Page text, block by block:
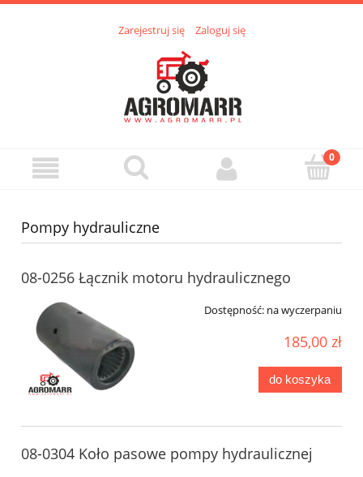
Zarejestruj się Zaloguj się
Pompy hydrauliczne
08-0256 Łącznik motoru hydraulicznego
Dostępność: na wyczerpaniu
185,00 zł
do koszyka
08-0304 Koło pasowe pompy hydraulicznej